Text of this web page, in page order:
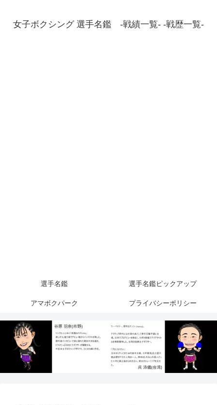
女子ボクシング 選手名鑑 -戦績一覧- -戦歴一覧-
選手名鑑 選手名鑑ピックアップ
アマボクパーク プライバシーポリシー